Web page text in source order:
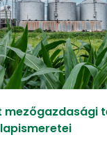
mezőgazdasági